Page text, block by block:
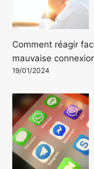
Comment réagir
mauvaise
19/01/2024